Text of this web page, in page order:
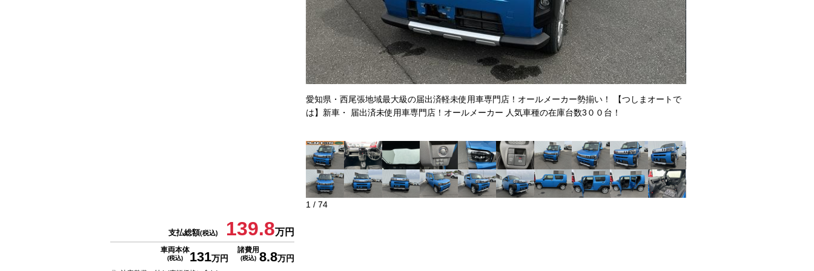
愛知県・西尾張地域最大級の届出済軽未使用車専門店！オールメーカー勢揃い！ 【つしまオートで
は】新車・ 届出済未使用車専門店！オールメーカー 人気車種の在庫台数3００台！
1 /74
支払総額(税込) 139.8万円
車両本体
(税込) 131万円
諸費用
(税込) 8.8万円